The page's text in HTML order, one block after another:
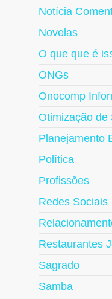
Notícia
Novelas
O que que é
ONGs
Onocomp
Otimização de
Planejamento
Política
Profissões
Redes Sociais
Restaurantes
Sagrado
Samba